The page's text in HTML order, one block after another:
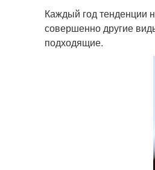
Каждый год тенденции
совершенно другие
подходящие.